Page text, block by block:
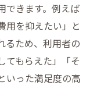
できます。例えば
用を抑えたい」と
るため、利用者の
てもらえた」「そ
いった満足度の高